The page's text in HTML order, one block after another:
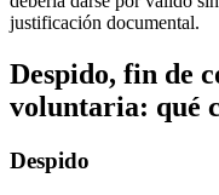
justificación documental.
Despido, fin de
voluntaria: qué
Despido